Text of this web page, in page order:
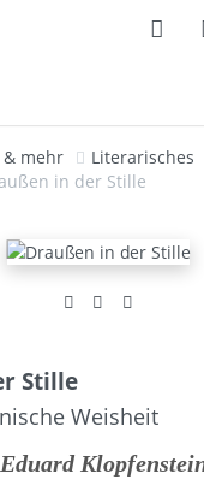
& mehr
Literarisches
in der Stille
Stille
Weisheit